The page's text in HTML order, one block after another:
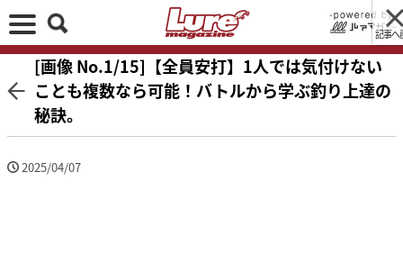
記事へ
[画像 No.1/15]【全員安打】1人では気付けない
ことも複数なら可能！バトルから学ぶ釣り上達の
秘訣。
2025/04/07